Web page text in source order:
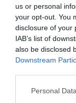
us or personal
your opt-out. You
disclosure of your
IAB’s list of
also be disclosed
Downstream
Personal